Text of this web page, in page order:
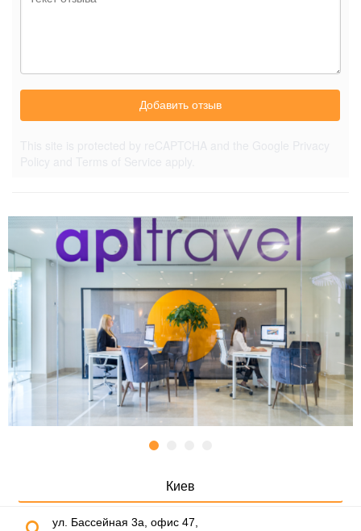
Добавить отзыв
Киев
ул. Бассейная 3а, офис 47,